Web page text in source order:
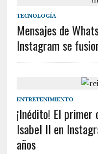
TECNOLOGÍA
Mensajes de
Instagram se
ENTRETENIMIENTO
¡Inédito! El
Isabel II en
años